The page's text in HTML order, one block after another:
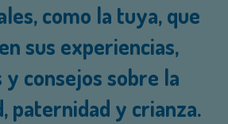
como la tuya, que
sus experiencias,
y consejos sobre la
paternidad y crianza.